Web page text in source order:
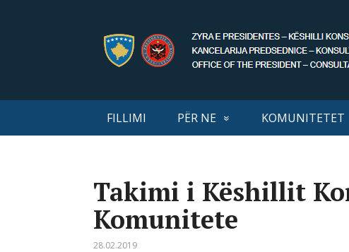
FILLIMI PËR NE KOMUNITETET
Takimi i Këshillit
Komunitete
28.02.2019